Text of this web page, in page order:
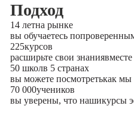
Подход
14 летна рынке
вы обучаетесь по
225курсов
расширьте свои знания
50 школв 5 странах
вы можете посмотретькак мы
70 000учеников
вы уверены, что нашикурсы